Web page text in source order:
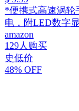
*便携式高速涡轮
电，附LED数字
amazon
129人购买
史低价
48% OFF